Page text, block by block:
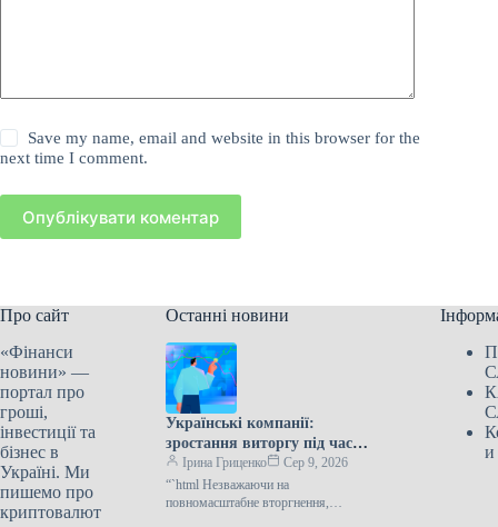
Save my name, email and website in this browser for the
next time I comment.
Опублікувати коментар
Про сайт
«Фінанси
новини» —
портал про
гроші,
інвестиції та
бізнес в
Україні. Ми
пишемо про
криптовалют
Останні новини
Українські компанії:
зростання виторгу під час
війниІрина Гриценко
Сер 9, 2026
“`html Незважаючи на
повномасштабне вторгнення,
и